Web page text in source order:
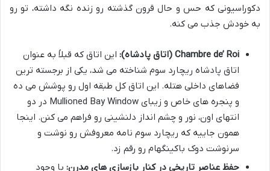
دکوراسیونی که حس و حال قرون گذشته رو زنده نگه داشته، تو رو
به خودش جذب می کنه.
Chambre de’ Roi (اتاق پادشاه):
این اتاق که قبلاً به عنوان
اتاق پادشاه ریچارد سوم شناخته می شد، یکی از برجسته ترین
فضاهای داخلی هتله. این اتاق کل طبقه اول رو پوشش می ده
و پنجره های خاص و زیبای Mullioned Bay Window در دو
انتهای اون، نور و چشم انداز دلنشینی رو فراهم می کنن. اینجا
همون جاییه که ریچارد سوم نامه معروفش رو نوشت و
سرنوشت دوک باکینگهام رو رقم زد.
حفظ عناصر تاریخی در کنار بازسازی های مدرن: با وجود